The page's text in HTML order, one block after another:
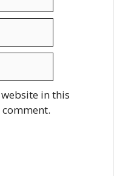
in this